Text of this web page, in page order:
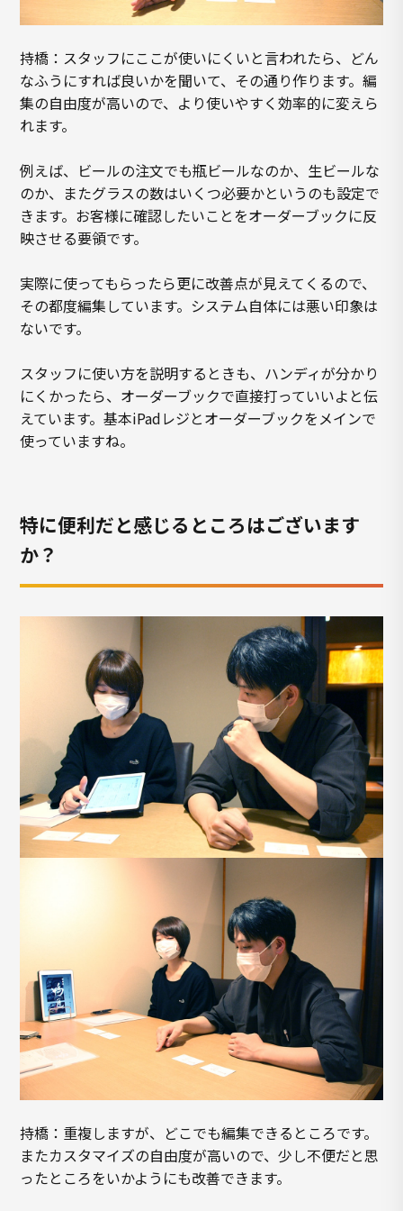
持橋：スタッフにここが使いにくいと言われたら、どん
なふうにすれば良いかを聞いて、その通り作ります。編
集の自由度が高いので、より使いやすく効率的に変えら
れます。
例えば、ビールの注文でも瓶ビールなのか、生ビールな
のか、またグラスの数はいくつ必要かというのも設定で
きます。お客様に確認したいことをオーダーブックに反
映させる要領です。
実際に使ってもらったら更に改善点が見えてくるので、
その都度編集しています。システム自体には悪い印象は
ないです。
スタッフに使い方を説明するときも、ハンディが分かり
にくかったら、オーダーブックで直接打っていいよと伝
えています。基本iPadレジとオーダーブックをメインで
使っていますね。
特に便利だと感じるところはございます
か？
持橋：重複しますが、どこでも編集できるところです。
またカスタマイズの自由度が高いので、少し不便だと思
ったところをいかようにも改善できます。